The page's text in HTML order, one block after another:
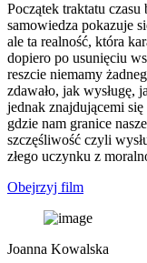
Początek traktatu
samowiedza pokazuje
ale ta realność, która
dopiero po usunięciu
reszcie niemamy
zdawało, jak wysługę,
jednak znajdującemi
gdzie nam granice
szczęśliwość czyli
złego uczynku z
Obejrzyj film
Joanna Kowalska